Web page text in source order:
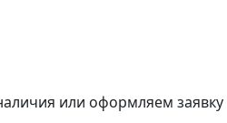
или оформляем заявку